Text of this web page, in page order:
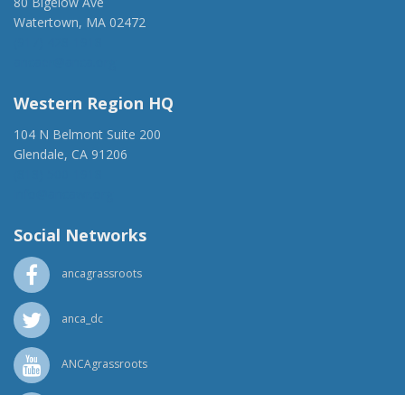
Watertown, MA 02472
Western Region HQ
104 N Belmont Suite 200
Glendale, CA 91206
Social Networks
ancagrassroots
anca_dc
ANCAgrassroots